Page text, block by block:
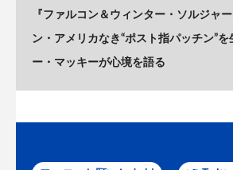
『ファルコン＆ウィンター・ソルジャ
ン・アメリカなき“ポスト指パッチン”
ー・マッキーが心境を語る